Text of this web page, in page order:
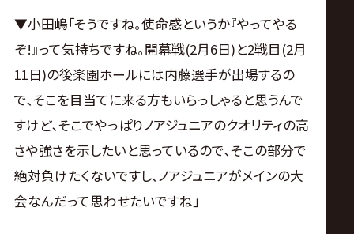
▼小田嶋｢そうですね｡使命感というか『やってやる
ぞ!』って気持ちですね｡開幕戦(2月6日)と2戦目(2月
11日)の後楽園ホールには内藤選手が出場するの
で､そこを目当てに来る方もいらっしゃると思うんで
すけど､そこでやっぱりノアジュニアのクオリティの高
さや強さを示したいと思っているので､そこの部分で
絶対負けたくないですし､ノアジュニアがメインの大
会なんだって思わせたいですね｣